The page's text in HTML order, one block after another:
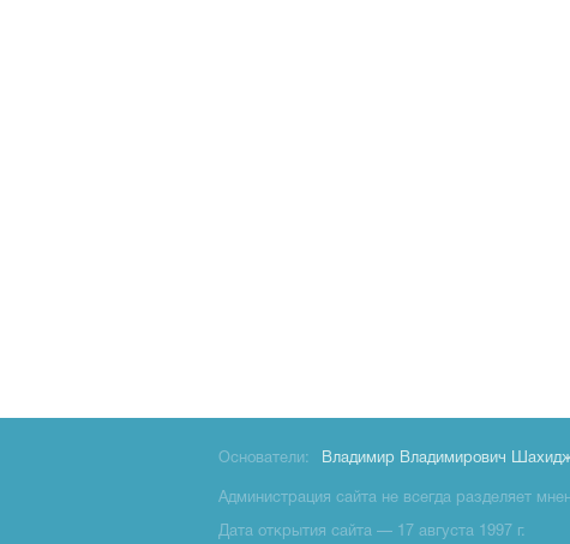
Основатели: Владимир Владимирович
Администрация сайта не всегда разделяет
Дата открытия сайта — 17 августа 1997 г.